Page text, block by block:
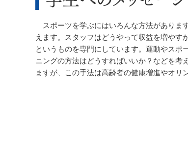
スポーツを学ぶにはいろんな方法がありま
えます。スタッフはどうやって収益を増や
というものを専門にしています。運動やス
ニングの方法はどうすればいいか？などを考
ますが、この手法は高齢者の健康増進やオリ